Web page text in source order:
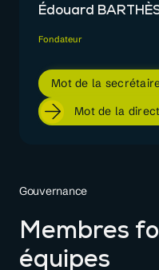
Édouard
Fondateur
Mot de la
Mot de la
Gouvernance
Membres
équipes